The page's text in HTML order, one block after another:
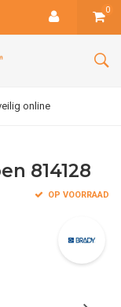
0
online
814128
OP VOORRAAD